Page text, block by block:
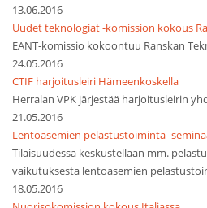
13.06.2016
Uudet teknologiat -komission kokous
EANT-komissio kokoontuu Ranskan
24.05.2016
CTIF harjoitusleiri Hämeenkoskella
Herralan VPK järjestää harjoitusleirin
21.05.2016
Lentoasemien pelastustoiminta -
Tilaisuudessa keskustellaan mm.
vaikutuksesta lentoasemien
18.05.2016